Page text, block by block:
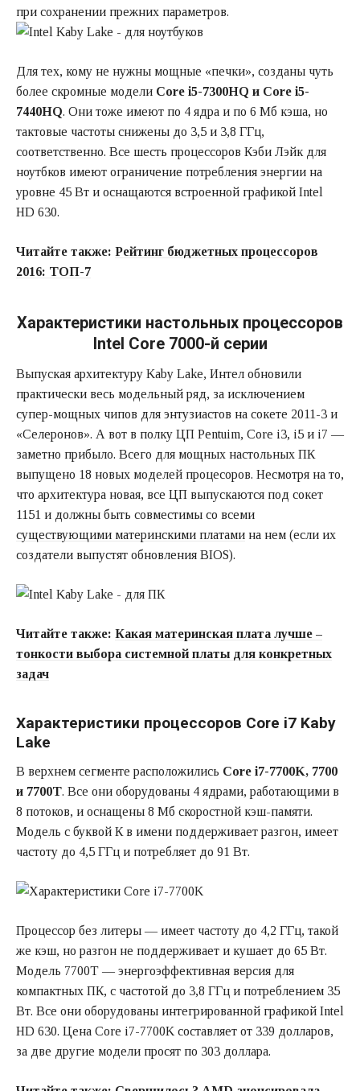
при сохранении прежних параметров.
Для тех, кому не нужны мощные «печки», созданы чуть
более скромные модели Core i5-7300HQ и Core i5-
7440HQ. Они тоже имеют по 4 ядра и по 6 Мб кэша, но
тактовые частоты снижены до 3,5 и 3,8 ГГц,
соответственно. Все шесть процессоров Кэби Лэйк для
ноутбков имеют ограничение потребления энергии на
уровне 45 Вт и оснащаются встроенной графикой Intel
HD 630.
Читайте также: Рейтинг бюджетных процессоров
2016: ТОП-7
Характеристики настольных процессоров
Intel Core 7000-й серии
Выпуская архитектуру Kaby Lake, Интел обновили
практически весь модельный ряд, за исключением
супер-мощных чипов для энтузиастов на сокете 2011-3 и
«Селеронов». А вот в полку ЦП Pentuim, Core i3, i5 и i7 —
заметно прибыло. Всего для мощных настольных ПК
выпущено 18 новых моделей процесоров. Несмотря на то,
что архитектура новая, все ЦП выпускаются под сокет
1151 и должны быть совместимы со всеми
существующими материнскими платами на нем (если их
создатели выпустят обновления BIOS).
Читайте также: Какая материнская плата лучше –
тонкости выбора системной платы для конкретных
задач
Характеристики процессоров Core i7 Kaby
Lake
В верхнем сегменте расположились Core i7-7700K, 7700
и 7700T. Все они оборудованы 4 ядрами, работающими в
8 потоков, и оснащены 8 Мб скоростной кэш-памяти.
Модель с буквой К в имени поддерживает разгон, имеет
частоту до 4,5 ГГц и потребляет до 91 Вт.
Процессор без литеры — имеет частоту до 4,2 ГГц, такой
же кэш, но разгон не поддерживает и кушает до 65 Вт.
Модель 7700T — энергоэффективная версия для
компактных ПК, с частотой до 3,8 ГГц и потреблением 35
Вт. Все они оборудованы интегрированной графикой Intel
HD 630. Цена Core i7-7700K составляет от 339 долларов,
за две другие модели просят по 303 доллара.